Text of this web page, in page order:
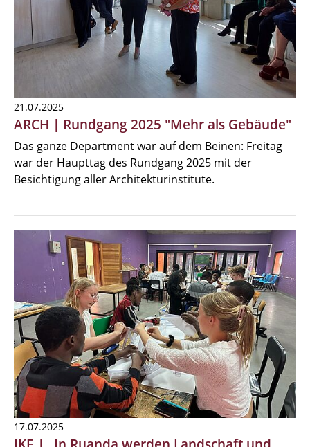
21.07.2025
ARCH | Rundgang 2025 "Mehr als Gebäude"
Das ganze Department war auf dem Beinen: Freitag
war der Haupttag des Rundgang 2025 mit der
Besichtigung aller Architekturinstitute.
17.07.2025